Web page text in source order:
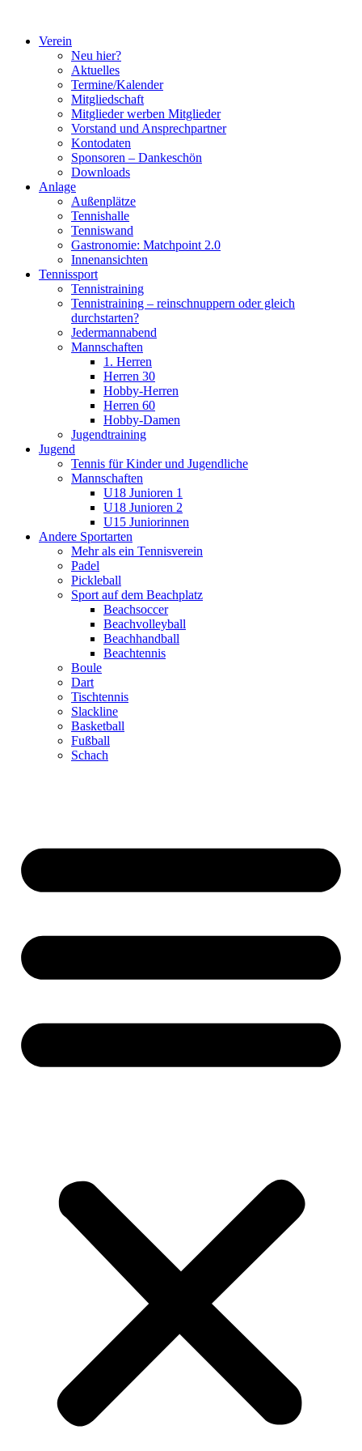
springenVerein
Neu hier?
Aktuelles
Termine/Kalender
Mitgliedschaft
Mitglieder werben Mitglieder
Vorstand und Ansprechpartner
Kontodaten
Sponsoren – Dankeschön
Downloads
Anlage
Außenplätze
Tennishalle
Tenniswand
Gastronomie: Matchpoint 2.0
Innenansichten
Tennissport
Tennistraining
Tennistraining – reinschnuppern oder gleich
durchstarten?
Jedermannabend
Mannschaften
1. Herren
Herren 30
Hobby-Herren
Herren 60
Hobby-Damen
Jugendtraining
Jugend
Tennis für Kinder und Jugendliche
Mannschaften
U18 Junioren 1
U18 Junioren 2
U15 Juniorinnen
Andere Sportarten
Mehr als ein Tennisverein
Padel
Pickleball
Sport auf dem Beachplatz
Beachsoccer
Beachvolleyball
Beachhandball
Beachtennis
Boule
Dart
Tischtennis
Slackline
Basketball
Fußball
Schach